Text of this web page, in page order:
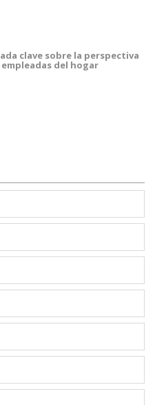
clave sobre la perspectiva
del hogar